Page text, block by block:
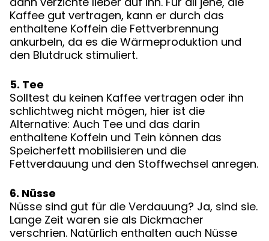
Kaffee gut vertragen, kann er durch das
enthaltene Koffein die Fettverbrennung
ankurbeln, da es die Wärmeproduktion und
den Blutdruck stimuliert.
5. Tee
Solltest du keinen Kaffee vertragen oder ihn
schlichtweg nicht mögen, hier ist die
Alternative: Auch Tee und das darin
enthaltene Koffein und Tein können das
Speicherfett mobilisieren und die
Fettverdauung und den Stoffwechsel anregen.
6. Nüsse
Nüsse sind gut für die Verdauung? Ja, sind sie.
Lange Zeit waren sie als Dickmacher
verschrien. Natürlich enthalten auch Nüsse